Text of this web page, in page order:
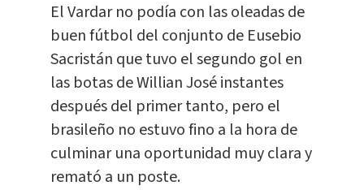
El Vardar no podía con las oleadas de
buen fútbol del conjunto de Eusebio
Sacristán que tuvo el segundo gol en
las botas de Willian José instantes
después del primer tanto, pero el
brasileño no estuvo fino a la hora de
culminar una oportunidad muy clara y
remató a un poste.